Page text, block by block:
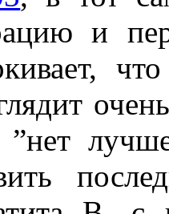
и
”нет